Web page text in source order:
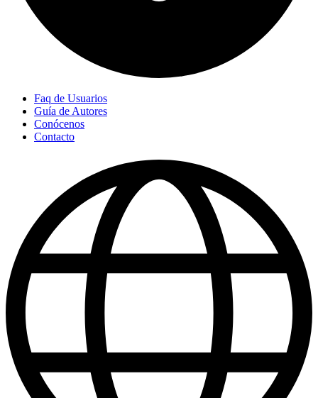
Faq de Usuarios
Guía de Autores
Conócenos
Contacto